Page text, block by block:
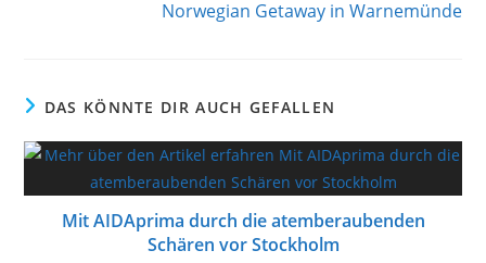
Norwegian Getaway in Warnemünde
DAS KÖNNTE DIR AUCH GEFALLEN
Mit AIDAprima durch die atemberaubenden
Schären vor Stockholm